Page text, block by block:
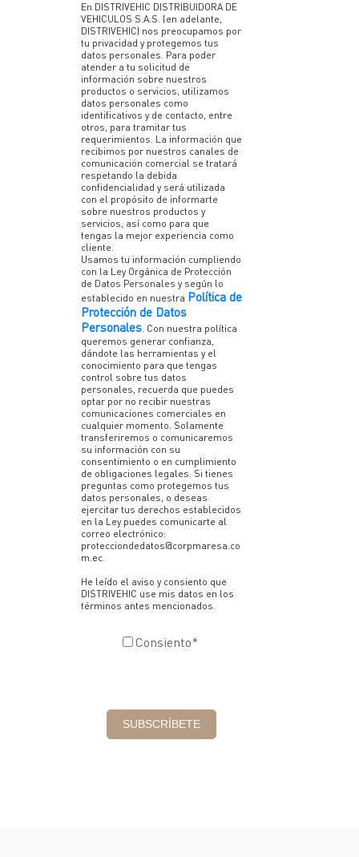
En DISTRIVEHIC DISTRIBUIDORA DE
VEHICULOS S.A.S. (en adelante,
DISTRIVEHIC) nos preocupamos por
tu privacidad y protegemos tus
datos personales. Para poder
atender a tu solicitud de
información sobre nuestros
productos o servicios, utilizamos
datos personales como
identificativos y de contacto, entre
otros, para tramitar tus
requerimientos. La información que
recibimos por nuestros canales de
comunicación comercial se tratará
respetando la debida
confidencialidad y será utilizada
con el propósito de informarte
sobre nuestros productos y
servicios, así como para que
tengas la mejor experiencia como
cliente.
Usamos tu información cumpliendo
con la Ley Orgánica de Protección
de Datos Personales y según lo
establecido en nuestra Política de
Protección de Datos
Personales. Con nuestra política
queremos generar confianza,
dándote las herramientas y el
conocimiento para que tengas
control sobre tus datos
personales, recuerda que puedes
optar por no recibir nuestras
comunicaciones comerciales en
cualquier momento. Solamente
transferiremos o comunicaremos
su información con su
consentimiento o en cumplimiento
de obligaciones legales. Si tienes
preguntas como protegemos tus
datos personales, o deseas
ejercitar tus derechos establecidos
en la Ley puedes comunicarte al
correo electrónico:
protecciondedatos@corpmaresa.co
m.ec.
He leído el aviso y consiento que
DISTRIVEHIC use mis datos en los
términos antes mencionados.
Consiento*